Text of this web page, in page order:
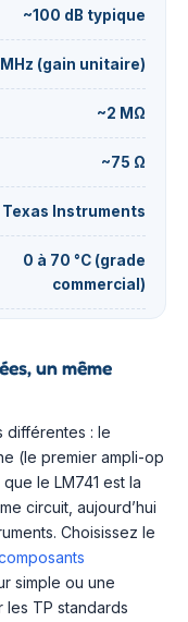
~100 dB typique
MHz (gain unitaire)
~2 MΩ
~75 Ω
Texas Instruments
0 à 70 °C (grade
commercial)
un même
différentes : le
(le premier ampli-op
le LM741 est la
circuit, aujourd’hui
Choisissez le
simple ou une
TP standards